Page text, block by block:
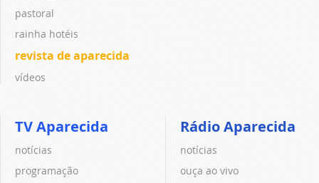
pastoral
rainha hotéis
revista de aparecida
vídeos
TV Aparecida
notícias
programação
Rádio Aparecida
notícias
ouça ao vivo